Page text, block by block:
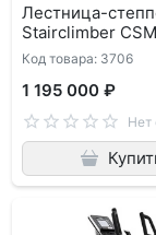
Лестница-
Stairclimber
Код товара: 3706
1 195 000 ₽
Нет